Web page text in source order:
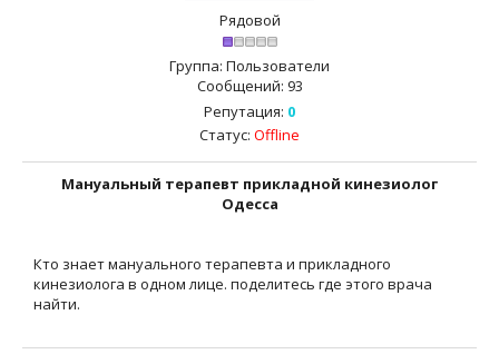
Рядовой
Группа: Пользователи
Сообщений: 93
Репутация: 0
Статус: Offline
Мануальный терапевт прикладной кинезиолог
Одесса
Кто знает мануального терапевта и прикладного
кинезиолога в одном лице. поделитесь где этого врача
найти.